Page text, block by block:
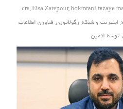
cra,Eisa Zarepour,hokmrani fazaye
, اینترنت و شبکه, رگولاتوری, فناوری اطلاعات
توسط ادمین